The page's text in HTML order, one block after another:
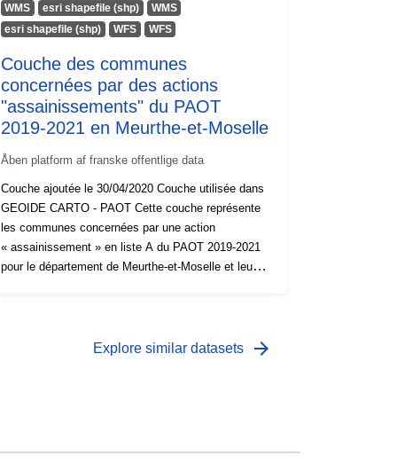
WMS esri shapefile (shp)
WMS
esri shapefile (shp)
WFS WFS
Couche des communes
concernées par des actions
"assainissements" du PAOT
2019-2021 en Meurthe-et-Moselle
Åben platform af franske offentlige data
Couche ajoutée le 30/04/2020 Couche utilisée dans
GEOIDE CARTO - PAOT Cette couche représente
les communes concernées par une action
« assainissement » en liste A du PAOT 2019-2021
pour le département de Meurthe-et-Moselle et leur
d’assainissement non collectif ou construire une
Explore similar datasets arrow_forward